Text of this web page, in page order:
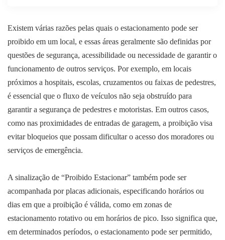
Existem várias razões pelas quais o estacionamento pode ser
proibido em um local, e essas áreas geralmente são definidas por
questões de segurança, acessibilidade ou necessidade de garantir o
funcionamento de outros serviços. Por exemplo, em locais
próximos a hospitais, escolas, cruzamentos ou faixas de pedestres,
é essencial que o fluxo de veículos não seja obstruído para
garantir a segurança de pedestres e motoristas. Em outros casos,
como nas proximidades de entradas de garagem, a proibição visa
evitar bloqueios que possam dificultar o acesso dos moradores ou
serviços de emergência.
A sinalização de “Proibido Estacionar” também pode ser
acompanhada por placas adicionais, especificando horários ou
dias em que a proibição é válida, como em zonas de
estacionamento rotativo ou em horários de pico. Isso significa que,
em determinados períodos, o estacionamento pode ser permitido,